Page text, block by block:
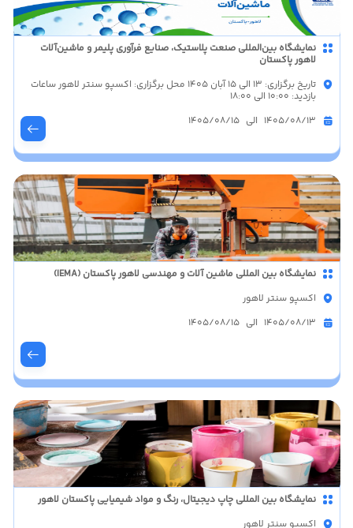
نمایشگاه بین‌المللی صنعت پلاستیک، صنایع فرآوری پلیمر و ماشین‌آلات
لاهور پاکستان
تاریخ برگزاری: 13 الی 15 آبان 1405 محل برگزاری: اکسپو سنتر لاهور ساعات
بازدید: 10:00 الی 18:00
1405/08/13 الی 1405/08/15
نمایشگاه بین المللی ماشین آلات و مهندسی لاهور پاکستان (IEMA)
اکسپو سنتر لاهور
1405/08/13 الی 1405/08/15
نمایشگاه بین المللی چاپ دیجیتال، رنگ و مواد شیمیایی پاکستان لاهور
اکسپو سنتر لاهور